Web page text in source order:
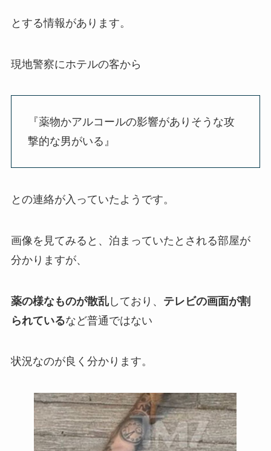
とする情報があります。
現地警察にホテルの客から
『薬物かアルコールの影響がありそうな攻
撃的な男がいる』
との連絡が入っていたようです。
画像を見てみると、泊まっていたとされる部屋が
分かりますが、
薬の様なものが散乱しており、 テレビの画面が割
られているなど普通ではない
状況なのが良く分かります。